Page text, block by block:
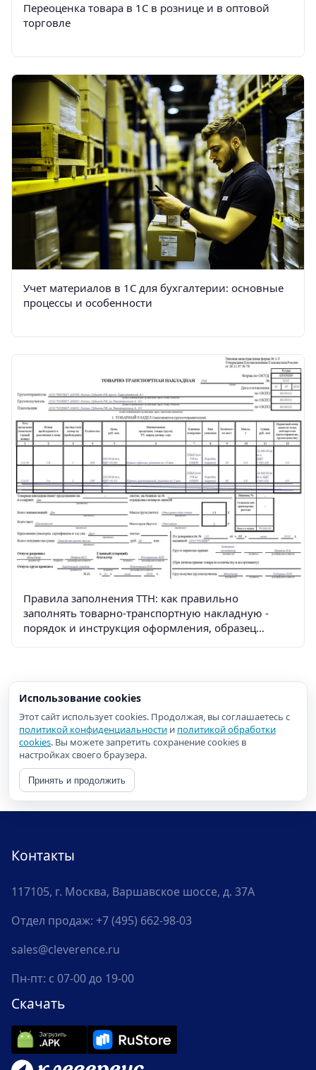
Переоценка товара в 1С в рознице и в оптовой
торговле
Учет материалов в 1С для бухгалтерии: основные
процессы и особенности
Правила заполнения ТТН: как правильно
заполнять товарно-транспортную накладную -
порядок и инструкция оформления, образец
Использование cookies
Этот сайт использует cookies. Продолжая, вы соглашаетесь с
политикой конфиденциальности и политикой обработки
cookies. Вы можете запретить сохранение cookies в
настройках своего браузера.
Принять и продолжить
Контакты
117105, г. Москва, Варшавское шоссе, д. 37А
Отдел продаж: +7 (495) 662-98-03
sales@cleverence.ru
Пн-пт: с 07-00 до 19-00
Скачать